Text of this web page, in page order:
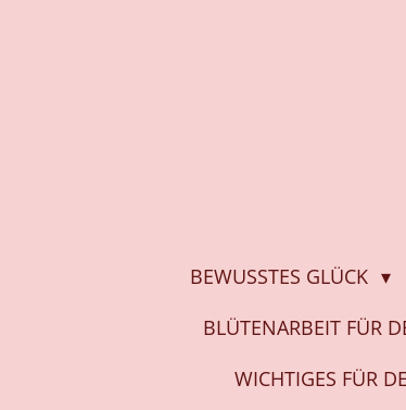
BEWUSSTES GLÜCK
BLÜTENARBEIT FÜR
WICHTIGES FÜR